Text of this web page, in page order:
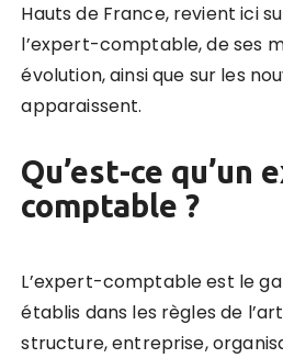
Hauts de France, revient ici
l’expert-comptable, de ses
évolution, ainsi que sur les
apparaissent.
Qu’est-ce qu’un
comptable ?
L’expert-comptable est le
établis dans les règles de
structure, entreprise,